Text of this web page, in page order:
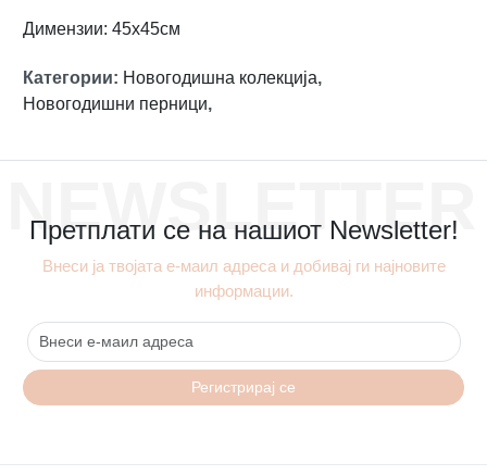
Димензии: 45x45см
Категории: Новогодишна колекција,
Новогодишни перници,
NEWSLETTER
Претплати се на нашиот Newsletter!
Внеси ја твојата е-маил адреса и добивај ги најновите
информации.
Регистрирај се